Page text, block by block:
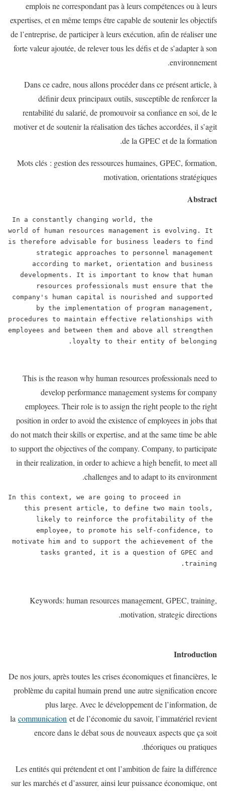
emplois ne correspondant pas à leurs compétences ou à leurs
expertises, et en même temps être capable de soutenir les objectifs
de l’entreprise, de participer à leurs exécution, afin de réaliser une
forte valeur ajoutée, de relever tous les défis et de s’adapter à son
environnement.
Dans ce cadre, nous allons procéder dans ce présent article, à
définir deux principaux outils, susceptible de renforcer la
rentabilité du salarié, de promouvoir sa confiance en soi, de le
motiver et de soutenir la réalisation des tâches accordées, il s’agit
de la GPEC et de la formation.
Mots clés : gestion des ressources humaines, GPEC, formation,
motivation, orientations stratégiques
Abstract
In a constantly changing world, the
world of human resources management is evolving. It
is therefore advisable for business leaders to find
strategic approaches to personnel management
according to market, orientation and business
developments. It is important to know that human
resources professionals must ensure that the
company's human capital is nourished and supported
by the implementation of program management,
procedures to maintain effective relationships with
employees and between them and above all strengthen
loyalty to their entity of belonging.
This is the reason why human resources professionals need to
develop performance management systems for company
employees. Their role is to assign the right people to the right
position in order to avoid the existence of employees in jobs that
do not match their skills or expertise, and at the same time be able
to support the objectives of the company. Company, to participate
in their realization, in order to achieve a high benefit, to meet all
challenges and to adapt to its environment.
In this context, we are going to proceed in
this present article, to define two main tools,
likely to reinforce the profitability of the
employee, to promote his self-confidence, to
motivate him and to support the achievement of the
tasks granted, it is a question of GPEC and
training.
Keywords: human resources management, GPEC, training,
motivation, strategic directions.
Introduction
De nos jours, après toutes les crises économiques et financières, le
problème du capital humain prend une autre signification encore
plus large. Avec le développement de l’information, de
la communication et de l’économie du savoir, l’immatériel revient
encore dans le débat sous de nouveaux aspects que ça soit
théoriques ou pratiques.
Les entités qui prétendent et ont l’ambition de faire la différence
sur les marchés et d’assurer, ainsi leur puissance économique, ont